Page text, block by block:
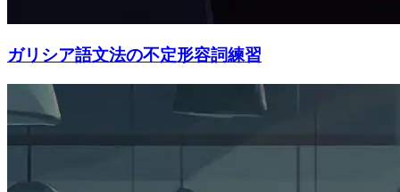
ガリシア語文法の不定形容詞練習